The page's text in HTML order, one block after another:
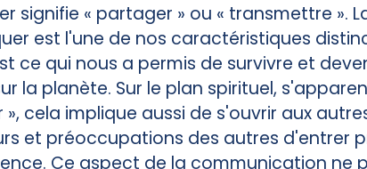
signifie « partager » ou « transmettre ».
est l'une de nos caractéristiques
ce qui nous a permis de survivre et
la planète. Sur le plan spirituel,
», cela implique aussi de s'ouvrir aux
et préoccupations des autres d'entrer
Ce aspect de la communication ne